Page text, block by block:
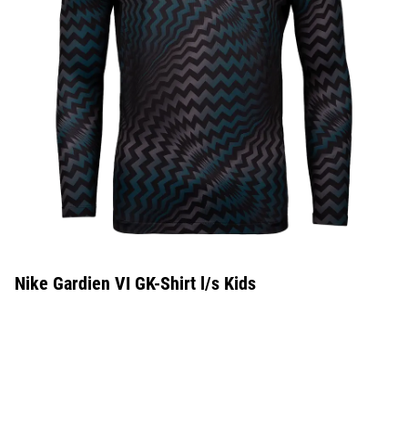
Nike Gardien VI GK-Shirt l/s Kids